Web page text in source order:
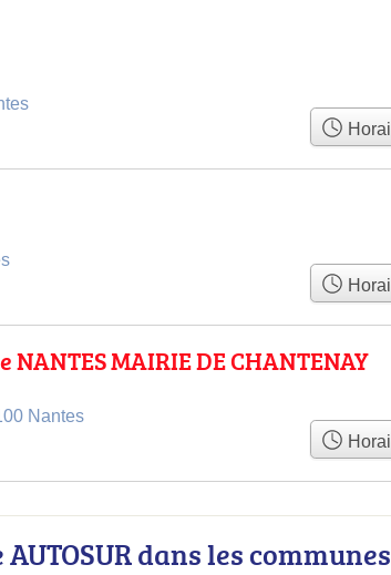
MAIRIE DE CHANTENAY
Nantes
dans les